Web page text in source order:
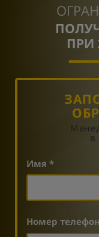
ПРИ
в
Имя *
Номер